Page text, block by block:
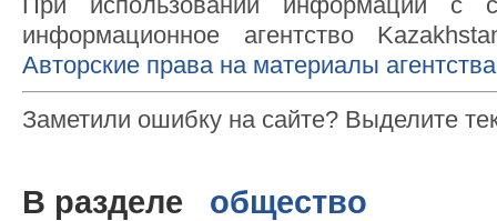
информационное агентство
Авторские права на материалы
Заметили ошибку на сайте? Выделите
В разделе общество